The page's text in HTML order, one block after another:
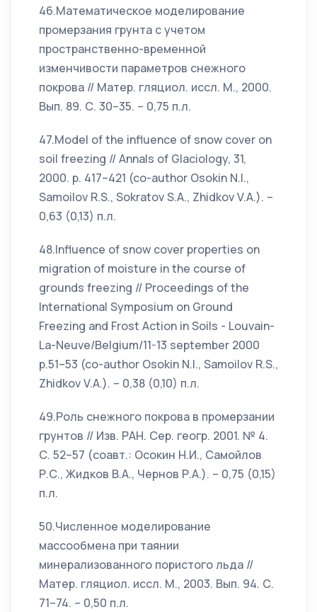
46.Математическое моделирование
промерзания грунта с учетом
пространственно-временной
изменчивости параметров снежного
покрова // Матер. гляциол. иссл. М., 2000.
Вып. 89. С. 30–35. – 0,75 п.л.
47.Model of the influence of snow cover on
soil freezing // Annals of Glaciology, 31,
2000. p. 417–421 (co-author Osokin N.I.,
Samoilov R.S., Sokratov S.A., Zhidkov V.A.). –
0,63 (0,13) п.л.
48.Influence of snow cover properties on
migration of moisture in the course of
grounds freezing // Proceedings of the
International Symposium on Ground
Freezing and Frost Action in Soils - Louvain-
La-Neuve/Belgium/11-13 september 2000
p.51–53 (co-author Osokin N.I., Samoilov R.S.,
Zhidkov V.A.). – 0,38 (0,10) п.л.
49.Роль снежного покрова в промерзании
грунтов // Изв. РАН. Сер. геогр. 2001. № 4.
С. 52–57 (соавт.: Осокин Н.И., Самойлов
Р.С., Жидков В.А., Чернов Р.А.). – 0,75 (0,15)
п.л.
50.Численное моделирование
массообмена при таянии
минерализованного пористого льда //
Матер. гляциол. иссл. М., 2003. Вып. 94. С.
71–74. – 0,50 п.л.